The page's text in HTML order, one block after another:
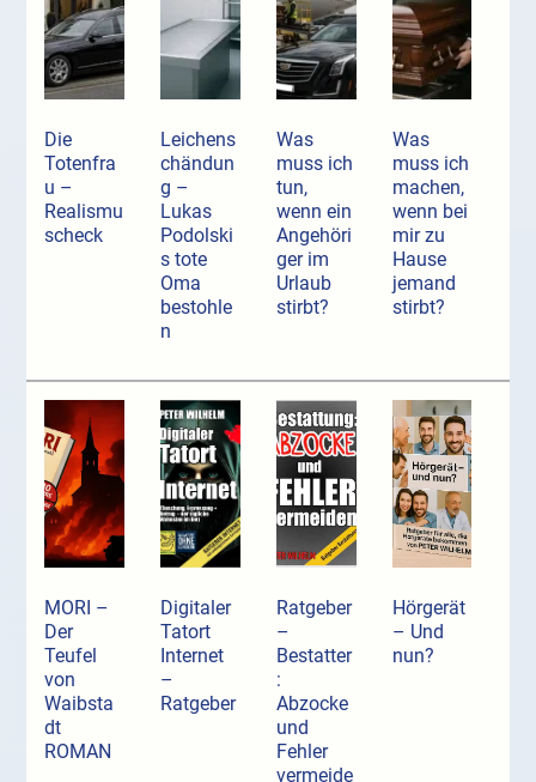
Die
Totenfra
u –
Realismu
scheck
Leichens
chändun
g –
Lukas
Podolski
s tote
Oma
bestohle
n
Was
muss ich
tun,
wenn ein
Angehöri
ger im
Urlaub
stirbt?
Was
muss ich
machen,
wenn bei
mir zu
Hause
jemand
stirbt?
MORI –
Der
Teufel
von
Waibsta
dt
ROMAN
Digitaler
Tatort
Internet
–
Ratgeber
Ratgeber
–
Bestatter
:
Abzocke
und
Fehler
vermeide
Hörgerät
– Und
nun?